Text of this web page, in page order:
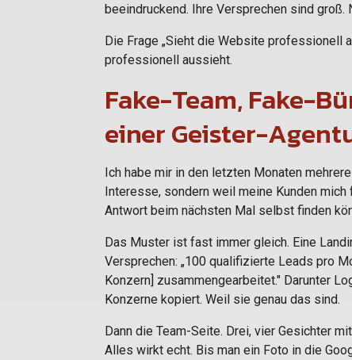
beeindruckend. Ihre Versprechen sind groß.
Die Frage „Sieht die Website professionell
professionell aussieht.
Fake-Team, Fake-
einer Geister-
Ich habe mir in den letzten Monaten
Interesse, sondern weil meine Kunden
Antwort beim nächsten Mal selbst finden
Das Muster ist fast immer gleich. Eine
Versprechen: „100 qualifizierte Leads pro
Konzern] zusammengearbeitet." Darunter
Konzerne kopiert. Weil sie genau das sind.
Dann die Team-Seite. Drei, vier Gesichter
Alles wirkt echt. Bis man ein Foto in die